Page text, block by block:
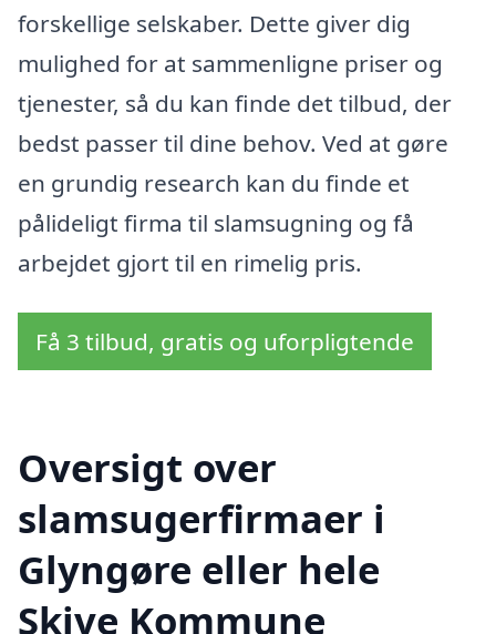
forskellige selskaber. Dette giver dig
mulighed for at sammenligne priser og
tjenester, så du kan finde det tilbud, der
bedst passer til dine behov. Ved at gøre
en grundig research kan du finde et
pålideligt firma til slamsugning og få
arbejdet gjort til en rimelig pris.
Få 3 tilbud, gratis og uforpligtende
Oversigt over
slamsugerfirmaer i
Glyngøre eller hele
Skive Kommune